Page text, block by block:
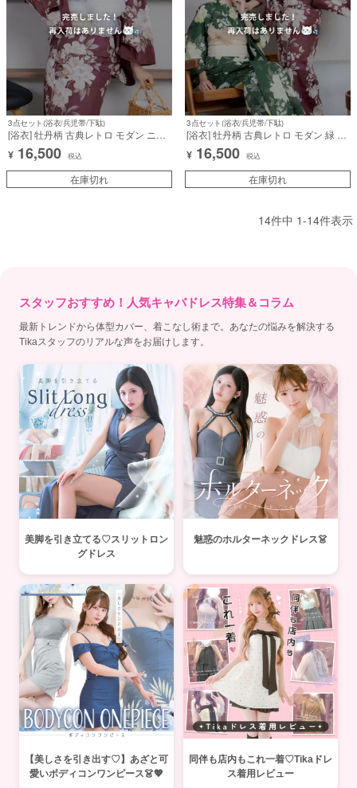
3点セット(浴衣/兵児帯/下駄)
[浴衣] 牡丹柄 古典レトロ モダン ニュ
アンス ワイン 赤 3点セット (森脇梨々
夏着用) [tk-ykrt25-ma56]
¥ 16,500 税込
在庫切れ
3点セット(浴衣/兵児帯/下駄)
[浴衣] 牡丹柄 古典レトロ モダン 緑 グ
リーン 赤 3点セット (みりちゃむ/森脇
梨々夏着用) [tk-ykrt25-ma5]
¥ 16,500 税込
在庫切れ
14件中 1-14件表示
スタッフおすすめ！人気キャバドレス特集＆コラム
最新トレンドから体型カバー、着こなし術まで。あなたの悩みを解決する
Tikaスタッフのリアルな声をお届けします。
美脚を引き立てる♡スリットロン
グドレス
魅惑のホルターネックドレス👗
【美しさを引き出す♡】あざと可
愛いボディコンワンピース👗💖
同伴も店内もこれ一着♡Tikaドレ
ス着用レビュー